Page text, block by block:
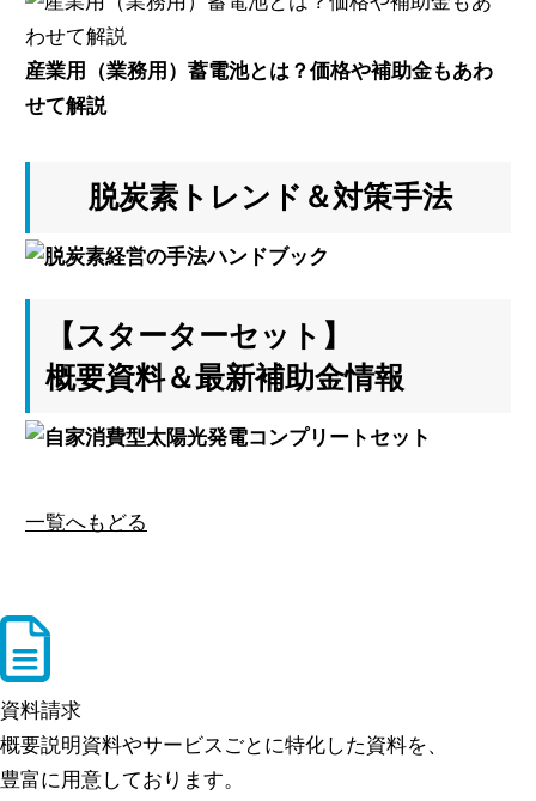
産業用（業務用）蓄電池とは？価格や補助金もあわ
せて解説
脱炭素トレンド＆対策手法
【スターターセット】
概要資料＆最新補助金情報
一覧へもどる
資料請求
概要説明資料やサービスごとに特化した資料を、
豊富に用意しております。